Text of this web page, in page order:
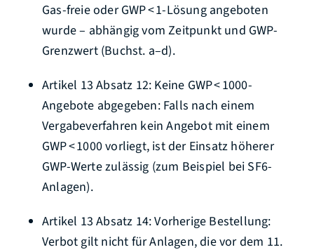
Gas-freie oder GWP < 1-Lösung angeboten
wurde – abhängig vom Zeitpunkt und GWP-
Grenzwert (Buchst. a–d).
Artikel 13 Absatz 12: Keine GWP < 1000-
Angebote abgegeben: Falls nach einem
Vergabeverfahren kein Angebot mit einem
GWP < 1000 vorliegt, ist der Einsatz höherer
GWP-Werte zulässig (zum Beispiel bei SF6-
Anlagen).
Artikel 13 Absatz 14: Vorherige Bestellung:
Verbot gilt nicht für Anlagen, die vor dem 11.